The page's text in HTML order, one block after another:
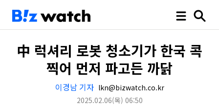
中 럭셔리 로봇 청소기가 한국 콕
찍어 먼저 파고든 까닭
이경남 기자 lkn@bizwatch.co.kr
2025.02.06(목) 06:50